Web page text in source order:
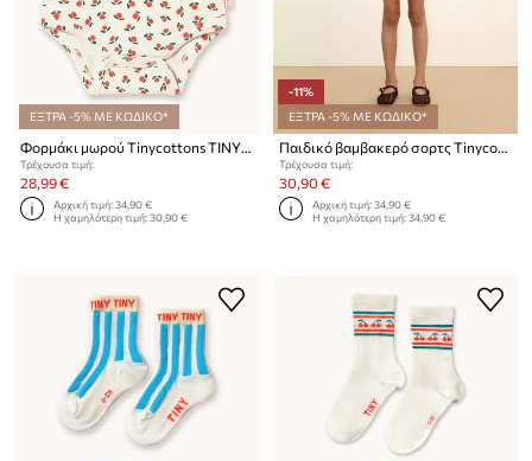
ΕΞΤΡΑ -5% ΜΕ ΚΩΔΙΚΟ*
Φορμάκι μωρού Tinycottons TINY ROSES RIB SLEEVELESS BODY
Τρέχουσα τιμή:
28,99 €
Αρχική τιμή:34,90 €
Η χαμηλότερη τιμή:30,90 €
-11%
ΕΞΤΡΑ -5% ΜΕ ΚΩΔΙΚΟ*
Παιδικό βαμβακερό σορτς Tinycottons ROSE PATTERN SHORTS
Τρέχουσα τιμή:
30,90 €
Αρχική τιμή:34,90 €
Η χαμηλότερη τιμή:34,90 €